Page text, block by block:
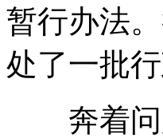
暂行办法
处了一批
奔着问题